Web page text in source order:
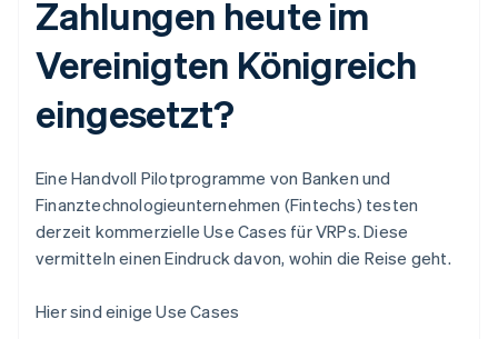
Zahlungen heute im
Vereinigten Königreich
eingesetzt?
Eine Handvoll Pilotprogramme von Banken und
Finanztechnologieunternehmen (Fintechs) testen
derzeit kommerzielle Use Cases für VRPs. Diese
vermitteln einen Eindruck davon, wohin die Reise geht.
Hier sind einige Use Cases